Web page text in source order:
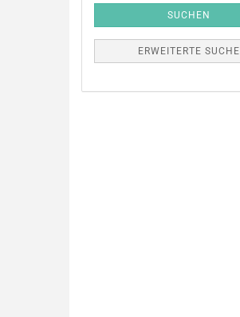
SUCHEN
ERWEITERTE SUCHE